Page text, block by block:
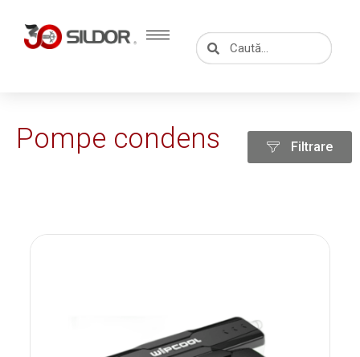
content
CautăCaută
Pompe condens Filtrare